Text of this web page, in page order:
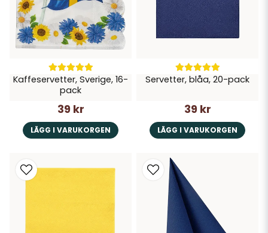
Kaffeservetter, Sverige, 16-
pack
39 kr
LÄGG I VARUKORGEN
Servetter, blåa, 20-pack
39 kr
LÄGG I VARUKORGEN